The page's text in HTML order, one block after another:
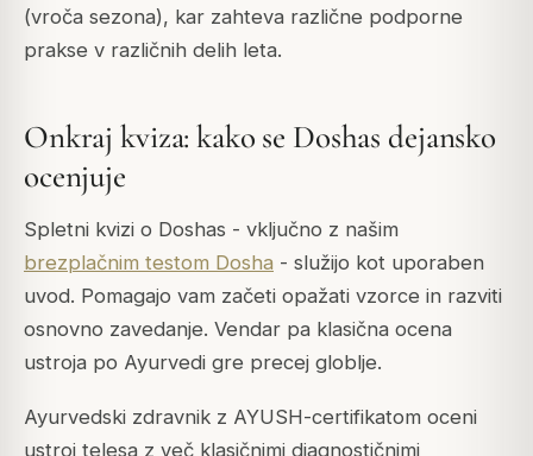
(vroča sezona), kar zahteva različne podporne
prakse v različnih delih leta.
Onkraj kviza: kako se Doshas dejansko
ocenjuje
Spletni kvizi o Doshas - vključno z našim
brezplačnim testom Dosha - služijo kot uporaben
uvod. Pomagajo vam začeti opažati vzorce in razviti
osnovno zavedanje. Vendar pa klasična ocena
ustroja po Ayurvedi gre precej globlje.
Ayurvedski zdravnik z AYUSH-certifikatom oceni
ustroj telesa z več klasičnimi diagnostičnimi